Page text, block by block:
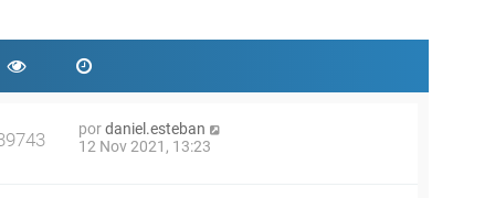
pordaniel.esteban
12 Nov 2021, 13:23